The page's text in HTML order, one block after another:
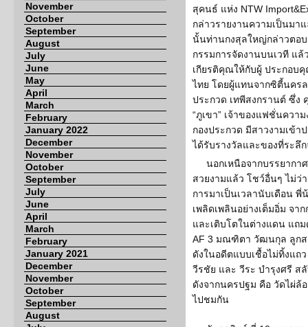
November
October
September
August
July
June
May
April
March
February
January 2022
December
November
October
September
July
June
April
March
February
January 2021
December
November
October
September
August
สุคนธ์ แห่ง NTW
กล่าวรายงานความเป็นมา
นั้นท่านกงสุลใหญ่กล่าวตอ
กรรมการจัดงานบนเวที แล้
เกียรติคุณให้กับผู้ ประกอบ
ไทย โดยผู้แทนจากซิตี้นครล
ประกวด เทพีสงกรานต์ ซึ่ง
“ภูเขา” เจ้าของแฟชั่นควา
กองประกวด มีสาวงามเข้
ได้รับรางวัลและของที่ระลึ
นอกเหนือจากบรรยากา
สวยงามแล้ว โชว์อื่นๆ ไม่ว่
การมาเป็นเวลานับเดือน
เพลิดเพลินอย่างเต็มอิ่ม จา
และเติบโตในต่างแดน แถม
AF 3 มณฑิตา วัฒนกุล ลูกส
ดังในอดีตแบบเชื้อไม่ทิ้งแถ
วีรชัย และ วีระ บำรุงศรี ส
ดังจากนครปฐม คือ วัดไผ่ล้
ไปชมกัน